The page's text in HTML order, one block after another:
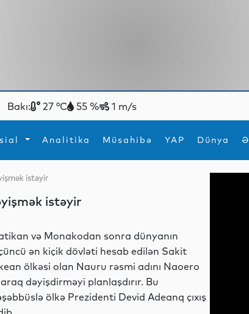
Bakı: 27 °C 55 % 1 m/s
Analitika Müsahibə YAP Dünya
İdmanYeni texnologiyalar
istəyir
istəyir
və Monakodan sonra dünyanın
ən kiçik dövləti hesab edilən Sakit
ölkəsi olan Nauru rəsmi adını Naoero
dəyişdirməyi planlaşdırır. Bu
ölkə Prezidenti Devid Adeanq çıxış